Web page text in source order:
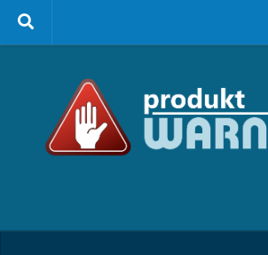
Zum Inhalt springen